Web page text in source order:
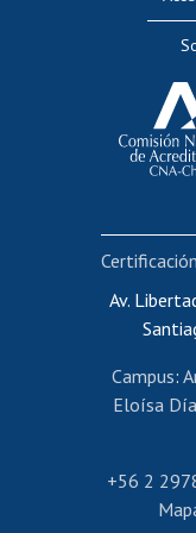
Postulación
Av.
Campus:
Eloísa
+56 2